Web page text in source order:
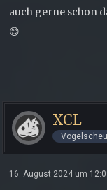
auch gerne schon
😊
XCL
16. August 2024 um